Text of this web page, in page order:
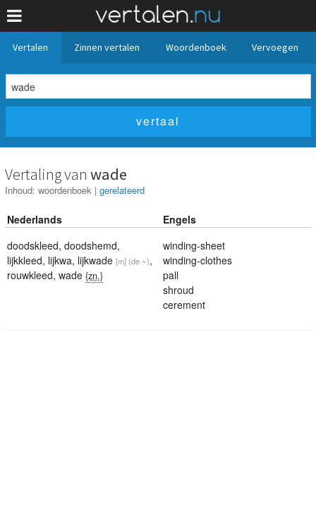
Vertalen Zinnen vertalen Woordenboek Vervoegen
Vertaling van wade
Inhoud: woordenboek | gerelateerd
Nederlands
Engels
doodskleed, doodshemd,
lijkkleed, lijkwa, lijkwade [m] (de ~),
rouwkleed, wade {zn.}
winding-sheet
winding-clothes
pall
shroud
cerement